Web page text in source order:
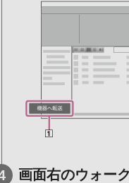
画面右のウォー